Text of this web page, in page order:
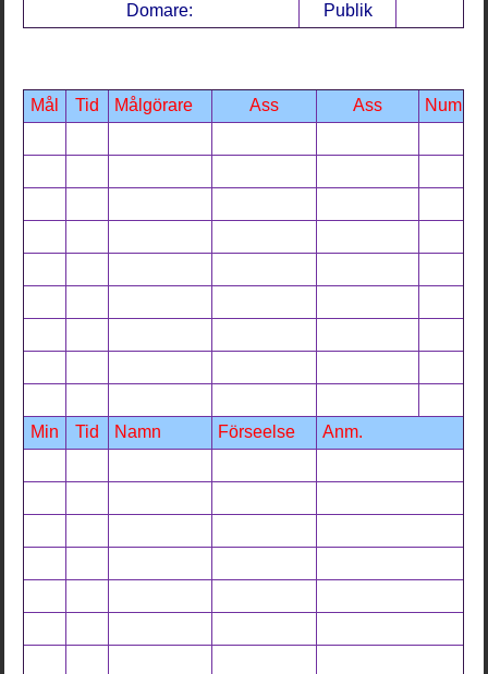
Domare:
Publik
Mål Tid Målgörare Ass Ass Num
Min Tid Namn Förseelse Anm.